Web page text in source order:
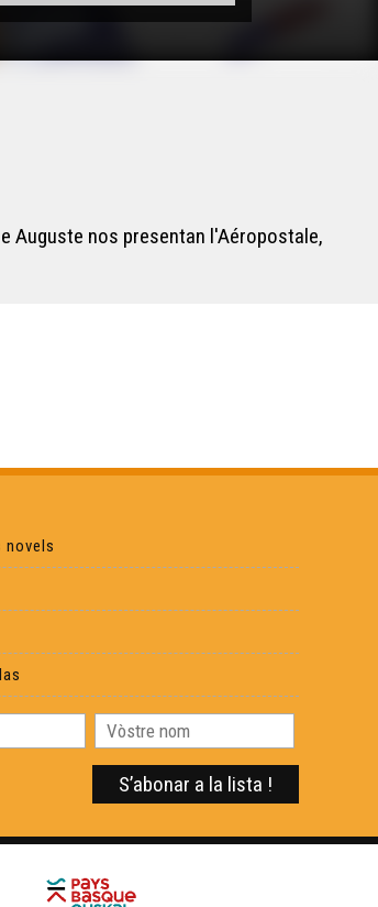
- Òcciclopedia
Òcciclopedia
de Bordèu - Òccilcopedia
- Òcciclopedia
Auguste nos presentan l'Aéropostale,
novels